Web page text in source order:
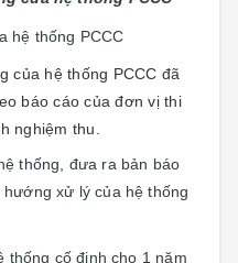
hệ thống PCCC
của hệ thống PCCC đã
báo cáo của đơn vị thi
nghiệm thu.
thống, đưa ra bản báo
xử lý của hệ thống
thống cố định cho 1 năm